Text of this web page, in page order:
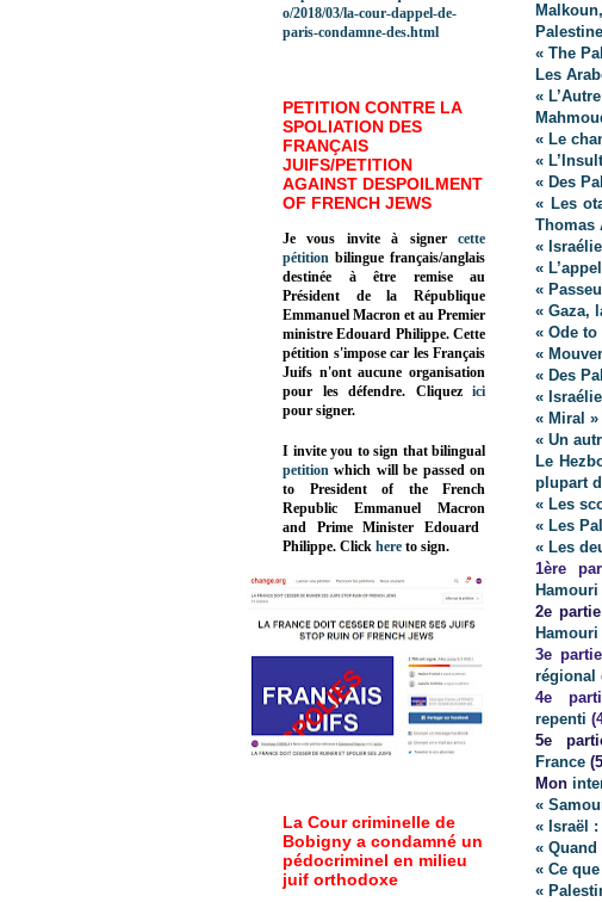
« The
Les
«
« Le
«
« Des
« Les
Thomas
«
«
«
« Gaza,
« Ode
«
« Des
«
« Miral »
« Un
Le
plupart
« Les
« Les
« Les
1ère
Hamouri
2e
Hamouri
3e
régional
4e
repenti
5e
France
Mon
«
« Israël
«
« Ce
«
o/2018/03/la-cour-dappel-de-
paris-condamne-des.html
PETITION CONTRE LA
SPOLIATION DES
FRANÇAIS
JUIFS/PETITION
AGAINST DESPOILMENT
OF FRENCH JEWS
Je vous invite à signer cette
pétition bilingue français/anglais
destinée à être remise au
Président de la République
Emmanuel Macron et au Premier
ministre Edouard Philippe. Cette
pétition s'impose car les Français
Juifs n'ont aucune organisation
pour les défendre. Cliquez
ici
pour signer.
I invite you to sign that bilingual
petition which will be passed on
to President of the French
Republic Emmanuel Macron
and Prime Minister Edouard
Philippe. Click here to sign.
La Cour criminelle de
Bobigny a condamné un
pédocriminel en milieu
juif orthodoxe